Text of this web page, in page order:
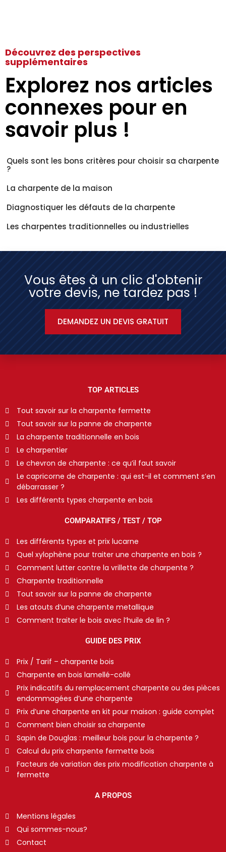
Découvrez des perspectives
supplémentaires
Explorez nos articles
connexes pour en
savoir plus !
Quels sont les bons critères pour choisir sa charpente
?
La charpente de la maison
Diagnostiquer les défauts de la charpente
Les charpentes traditionnelles ou industrielles
Vous êtes à un clic d'obtenir
votre devis, ne tardez pas !
DEMANDEZ UN DEVIS GRATUIT
TOP ARTICLES
Tout savoir sur la charpente fermette
Tout savoir sur la panne de charpente
La charpente traditionnelle en bois
Le charpentier
Le chevron de charpente : ce qu’il faut savoir
Le capricorne de charpente : qui est-il et comment s’en
débarrasser ?
Les différents types charpente en bois
COMPARATIFS / TEST / TOP
Les différents types et prix lucarne
Quel xylophène pour traiter une charpente en bois ?
Comment lutter contre la vrillette de charpente ?
Charpente traditionnelle
Tout savoir sur la panne de charpente
Les atouts d’une charpente metallique
Comment traiter le bois avec l’huile de lin ?
GUIDE DES PRIX
Prix / Tarif – charpente bois
Charpente en bois lamellé-collé
Prix indicatifs du remplacement charpente ou des pièces
endommagées d’une charpente
Prix d’une charpente en kit pour maison : guide complet
Comment bien choisir sa charpente
Sapin de Douglas : meilleur bois pour la charpente ?
Calcul du prix charpente fermette bois
Facteurs de variation des prix modification charpente à
fermette
A PROPOS
Mentions légales
Qui sommes-nous?
Contact